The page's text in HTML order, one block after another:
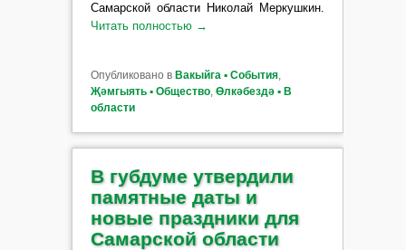
Самарской области Николай Меркушкин.
Читать полностью →
Опубликовано в Вакыйга ▪ События,
Җәмгыять ▪ Общество, Өлкәбездә ▪ В
области
В губдуме утвердили
памятные даты и
новые праздники для
Самарской области